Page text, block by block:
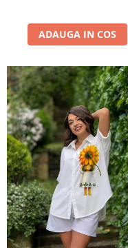
ADAUGA IN COS